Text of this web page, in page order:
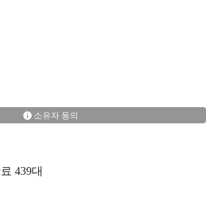
소유자 동의
439대